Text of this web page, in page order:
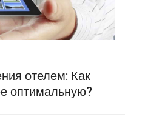
отелем: Как
оптимальную?